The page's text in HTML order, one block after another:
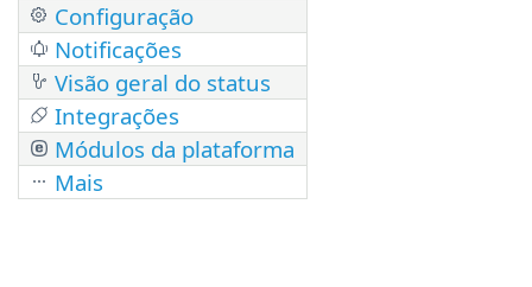
Configuração
Notificações
Visão geral do status
Integrações
Módulos da plataforma
Mais